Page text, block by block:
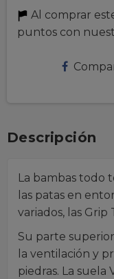
Al comprar
puntos con
Descripción
La bambas todo
las patas en
variados, las
Su parte
la ventilación y
piedras. La suela